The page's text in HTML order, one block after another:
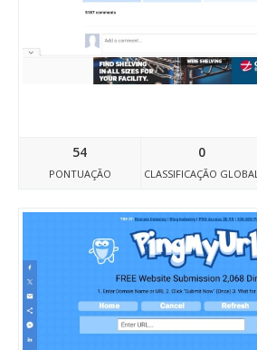
54
PONTUAÇÃO
0
CLASSIFICAÇÃO GLOBAL